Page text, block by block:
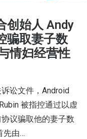
创始人 Andy
骗取妻子数
情妇经营性
讼文件，Android
被指控通过以虚
议骗取他的妻子数
先由…